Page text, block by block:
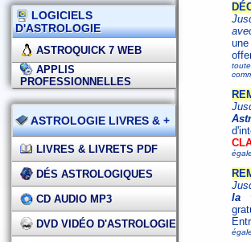
LOGICIELS
D'ASTROLOGIE
ASTROQUICK 7 WEB
APPLIS
PROFESSIONNELLES
ASTROLOGIE LIVRES & +
LIVRES & LIVRETS PDF
DÉS ASTROLOGIQUES
CD AUDIO MP3
DVD VIDÉO D'ASTROLOGIE
la